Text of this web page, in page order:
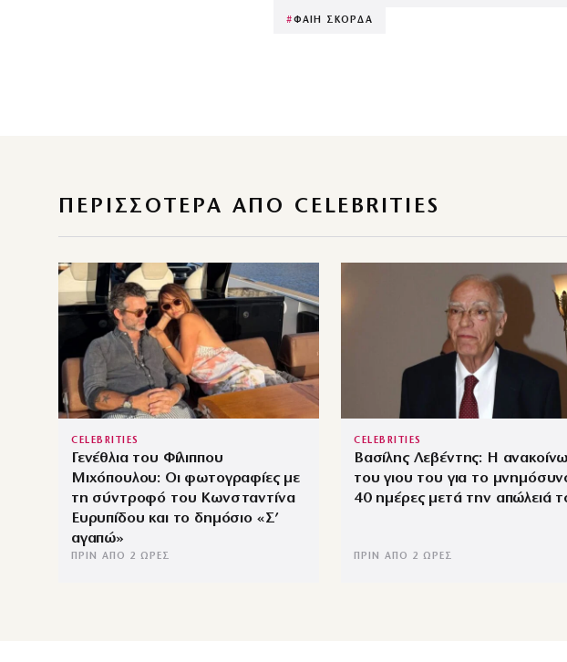
#ΦΑΙΗ ΣΚΟΡΔΑ
ΠΕΡΙΣΣΌΤΕΡΑ ΑΠΌ CELEBRITIES
CELEBRITIES
Γενέθλια του Φίλιππου
Μιχόπουλου: Οι φωτογραφίες με
τη σύντροφό του Κωνσταντίνα
Ευρυπίδου και το δημόσιο «Σ’
αγαπώ»
ΠΡΙΝ ΑΠΌ 2 ΏΡΕΣ
CELEBRITIES
Βασίλης Λεβέντης: Η
του γιου του για το
40 ημέρες μετά την απώλειά
ΠΡΙΝ ΑΠΌ 2 ΏΡΕΣ